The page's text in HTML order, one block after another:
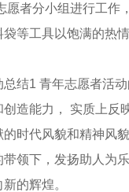
愿者分小组进行工作
等工具以饱满的热
结1 青年志愿者活
造能力， 实质上反
的时代风貌和精神风
领下，发扬助人为
的辉煌。